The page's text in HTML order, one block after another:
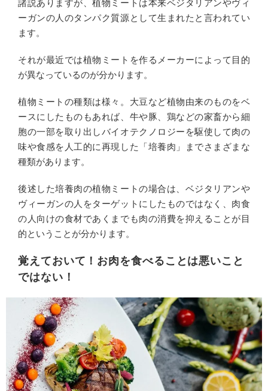
諸説ありますが、植物ミートは本来ベジタリアンやヴィ
ーガンの人のタンパク質源として生まれたと言われてい
ます。
それが最近では植物ミートを作るメーカーによって目的
が異なっているのが分かります。
植物ミートの種類は様々。大豆など植物由来のものをベ
ースにしたものもあれば、牛や豚、鶏などの家畜から細
胞の一部を取り出しバイオテクノロジーを駆使して肉の
味や食感を人工的に再現した「培養肉」までさまざまな
種類があります。
後述した培養肉の植物ミートの場合は、ベジタリアンや
ヴィーガンの人をターゲットにしたものではなく、肉食
の人向けの食材であくまでも肉の消費を抑えることが目
的ということが分かります。
覚えておいて！お肉を食べることは悪いこと
ではない！